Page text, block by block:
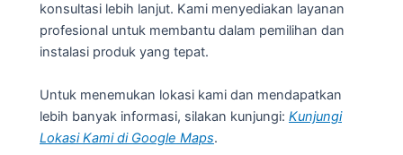
konsultasi lebih lanjut. Kami menyediakan layanan
profesional untuk membantu dalam pemilihan dan
instalasi produk yang tepat.
Untuk menemukan lokasi kami dan mendapatkan
lebih banyak informasi, silakan kunjungi: Kunjungi
Lokasi Kami di Google Maps.